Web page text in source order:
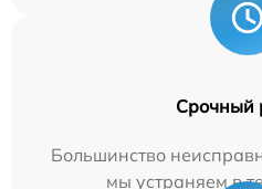
Срочный
Большинство
мы устраняем в